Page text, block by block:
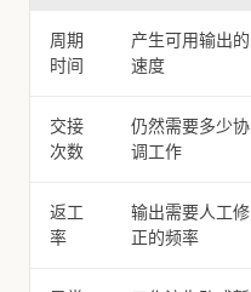
周期
时间
产生可用输出的
速度
交接
次数
仍然需要多少协
调工作
返工
率
输出需要人工修
正的频率